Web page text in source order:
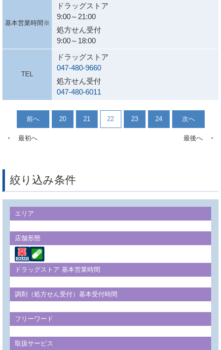
基本営業時間※
ドラッグストア
9:00～21:00
処方せん受付
9:00～18:00
TEL
ドラッグストア
047-480-9660
処方せん受付
047-480-6011
最初へ
前へ 20 21 22 23 24 次へ
最後へ
絞り込み条件
エリア
店舗形態
ドラッグストア 基本営業時間
調剤（処方せん受付）基本受付時間
フリーワード
取扱サービス